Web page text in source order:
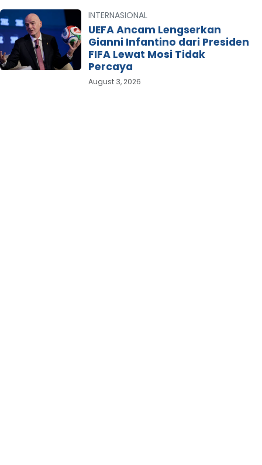
INTERNASIONAL
UEFA Ancam Lengserkan
Gianni Infantino dari Presiden
FIFA Lewat Mosi Tidak
Percaya
August 3, 2026